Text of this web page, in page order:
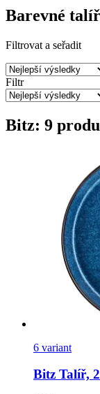
Barevné
Filtrovat a seřadit
Filtr
Bitz: 9
6 variant
Bitz Talíř,